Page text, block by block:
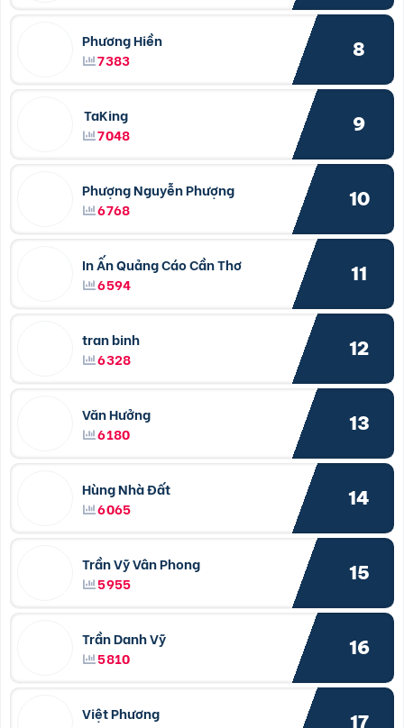
Phương Hiền
7383
8
TaKing
7048
9
Phượng Nguyễn Phượng
6768
10
In Ấn Quảng Cáo Cần Thơ
6594
11
tran binh
6328
12
Văn Hưởng
6180
13
Hùng Nhà Đất
6065
14
Trần Vỹ Vân Phong
5955
15
Trần Danh Vỹ
5810
16
Việt Phương
17